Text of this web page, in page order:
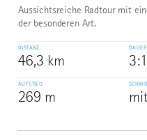
Aussichtsreiche Radtour mit
der besonderen Art.
DISTANZ
46,3 km
DAUER
AUFSTIEG
269 m